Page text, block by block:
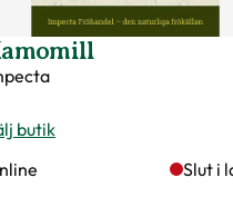
butik
Slut i